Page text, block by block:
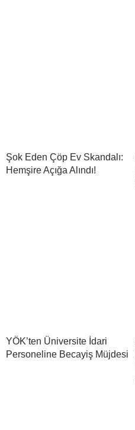
Şok Eden Çöp Ev Skandalı:
Hemşire Açığa Alındı!
YÖK’ten Üniversite İdari
Personeline Becayiş Müjdesi